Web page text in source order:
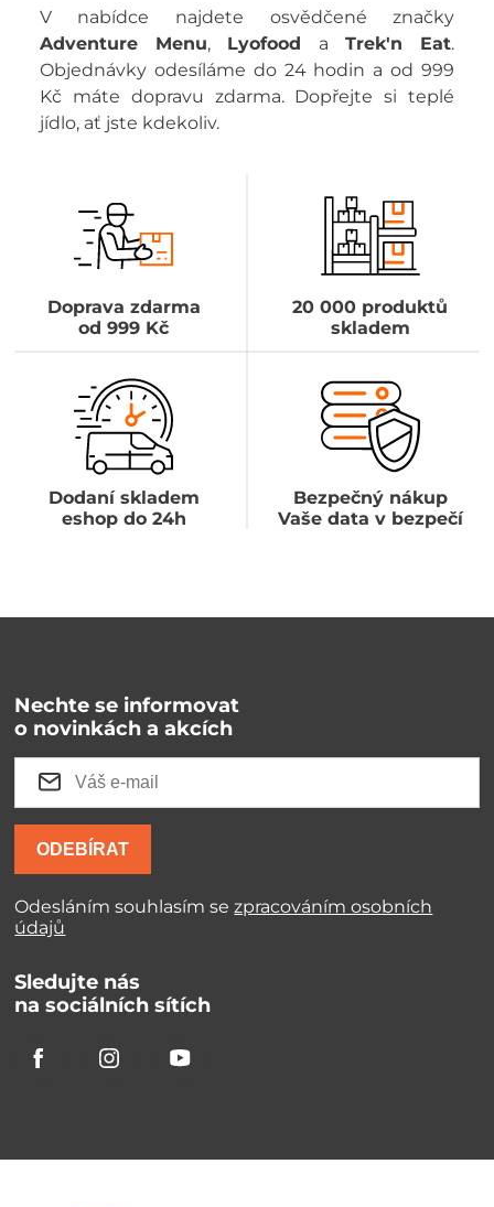
V nabídce najdete osvědčené značky
Adventure Menu, Lyofood a Trek'n Eat.
Objednávky odesíláme do 24 hodin a od 999
Kč máte dopravu zdarma. Dopřejte si teplé
jídlo, ať jste kdekoliv.
Doprava zdarma
od 999 Kč
20 000 produktů
skladem
Dodaní skladem
eshop do 24h
Bezpečný nákup
Vaše data v bezpečí
Nechte se informovat
o novinkách a akcích
ODEBÍRAT
Odesláním souhlasím sezpracováním osobních
údajů
Sledujte nás
na sociálních sítích